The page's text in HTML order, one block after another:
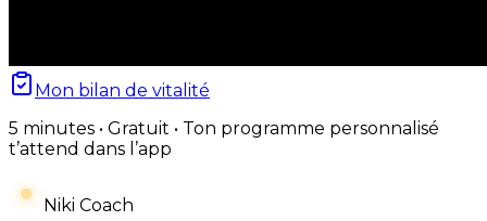
Mon bilan de vitalité
5 minutes • Gratuit • Ton programme personnalisé
t’attend dans l’app
Niki Coach